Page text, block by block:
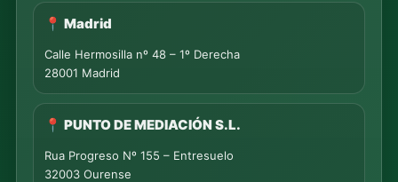
📍 Madrid
Calle Hermosilla nº 48 – 1º Derecha
28001 Madrid
📍 PUNTO DE MEDIACIÓN S.L.
Rua Progreso Nº 155 – Entresuelo
32003 Ourense